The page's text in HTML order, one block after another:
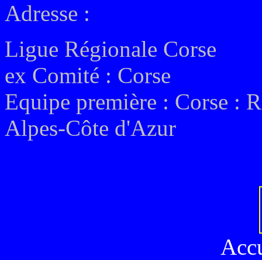
Adresse :
Ligue Régionale Corse
ex Comité : Corse
Equipe première : Corse :
Alpes-Côte d'Azur